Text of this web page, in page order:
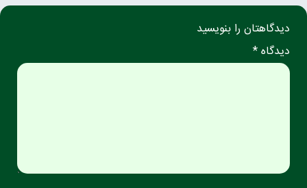
دیدگاهتان را بنویسید
دیدگاه *